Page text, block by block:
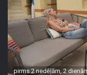
pirms 2 nedēļām, 2